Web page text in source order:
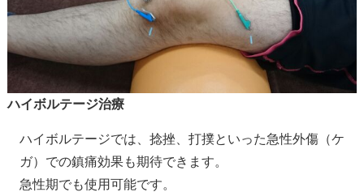
ハイボルテージ治療
ハイボルテージでは、捻挫、打撲といった急性外傷（ケ
ガ）での鎮痛効果も期待できます。
急性期でも使用可能です。